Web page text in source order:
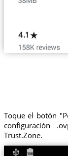
Toque el botón
configuración
Trust.Zone.